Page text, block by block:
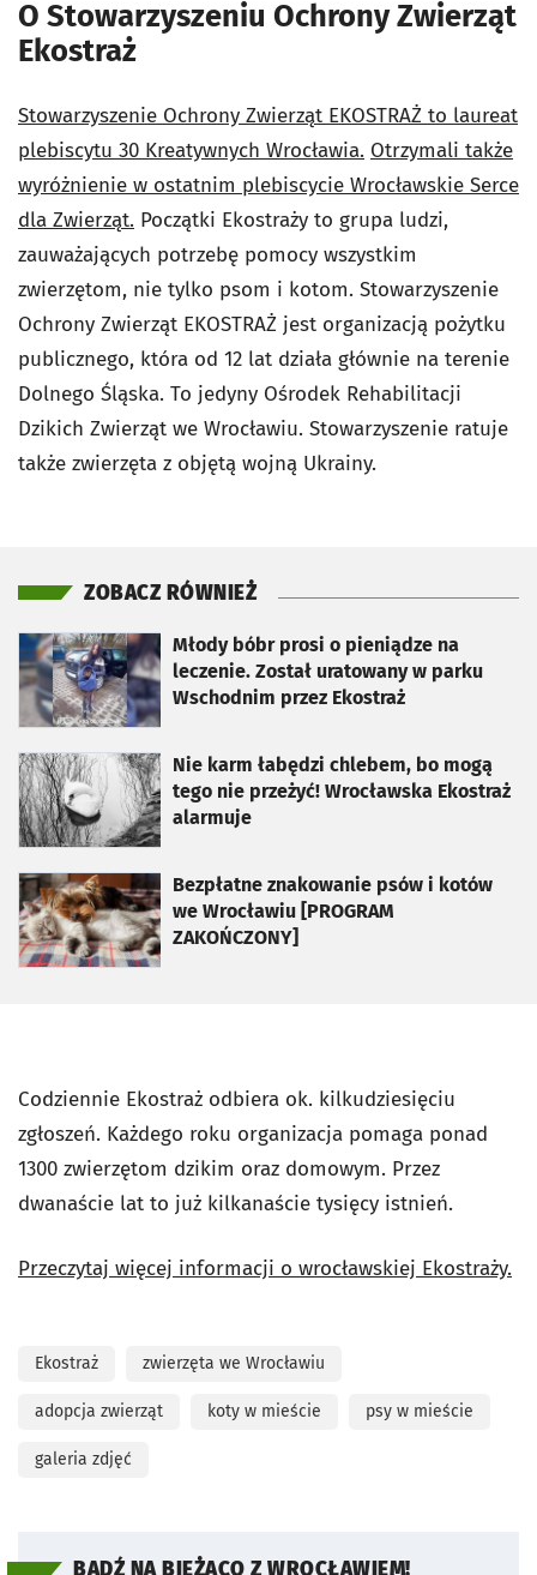
O Stowarzyszeniu Ochrony Zwierząt
Ekostraż
Stowarzyszenie Ochrony Zwierząt EKOSTRAŻ to laureat
plebiscytu 30 Kreatywnych Wrocławia. Otrzymali także
wyróżnienie w ostatnim plebiscycie Wrocławskie Serce
dla Zwierząt. Początki Ekostraży to grupa ludzi,
zauważających potrzebę pomocy wszystkim
zwierzętom, nie tylko psom i kotom. Stowarzyszenie
Ochrony Zwierząt EKOSTRAŻ jest organizacją pożytku
publicznego, która od 12 lat działa głównie na terenie
Dolnego Śląska. To jedyny Ośrodek Rehabilitacji
Dzikich Zwierząt we Wrocławiu. Stowarzyszenie ratuje
także zwierzęta z objętą wojną Ukrainy.
ZOBACZ RÓWNIEŻ
Młody bóbr prosi o pieniądze na
leczenie. Został uratowany w parku
Wschodnim przez Ekostraż
otworzy się w nowej karcie
Nie karm łabędzi chlebem, bo mogą
tego nie przeżyć! Wrocławska Ekostraż
alarmuje
otworzy się w nowej karcie
Bezpłatne znakowanie psów i kotów
we Wrocławiu [PROGRAM
ZAKOŃCZONY]
otworzy się w nowej karcie
Codziennie Ekostraż odbiera ok. kilkudziesięciu
zgłoszeń. Każdego roku organizacja pomaga ponad
1300 zwierzętom dzikim oraz domowym. Przez
dwanaście lat to już kilkanaście tysięcy istnień.
Przeczytaj więcej informacji o wrocławskiej Ekostraży.
Ekostraż zwierzęta we Wrocławiu
adopcja zwierząt koty w mieście psy w mieście
galeria zdjęć